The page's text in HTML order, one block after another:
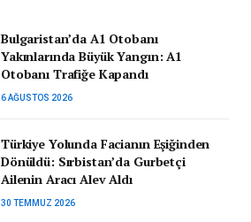
Bulgaristan’da A1 Otobanı
Yakınlarında Büyük Yangın: A1
Otobanı Trafiğe Kapandı
6 AĞUSTOS 2026
Türkiye Yolunda Facianın Eşiğinden
Dönüldü: Sırbistan’da Gurbetçi
Ailenin Aracı Alev Aldı
30 TEMMUZ 2026